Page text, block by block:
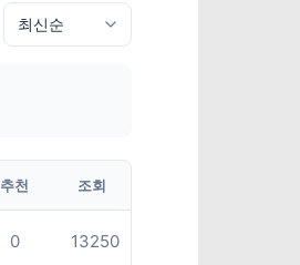
추천 조회
0 13250